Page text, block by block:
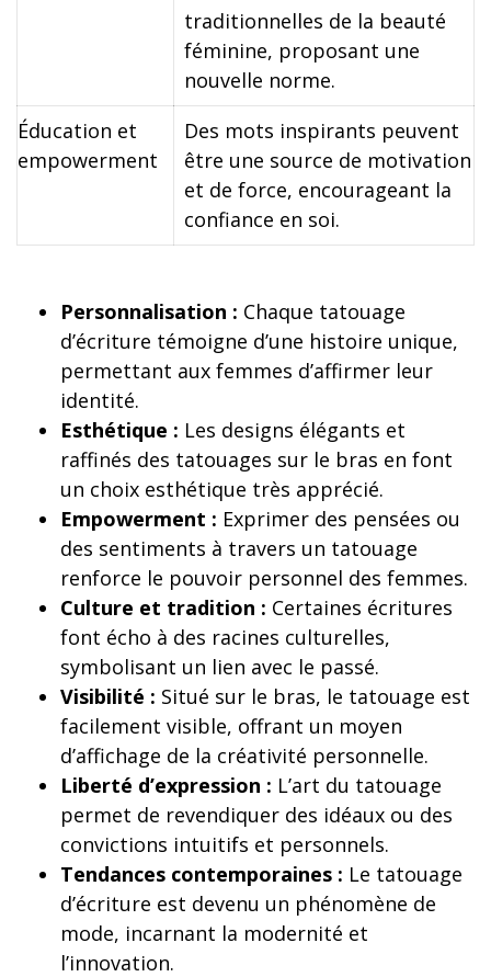
traditionnelles de la beauté
féminine, proposant une
nouvelle norme.
Éducation et
empowerment
Des mots inspirants peuvent
être une source de motivation
et de force, encourageant la
confiance en soi.
Personnalisation : Chaque tatouage
d’écriture témoigne d’une histoire unique,
permettant aux femmes d’affirmer leur
identité.
Esthétique : Les designs élégants et
raffinés des tatouages sur le bras en font
un choix esthétique très apprécié.
Empowerment : Exprimer des pensées ou
des sentiments à travers un tatouage
renforce le pouvoir personnel des femmes.
Culture et tradition : Certaines écritures
font écho à des racines culturelles,
symbolisant un lien avec le passé.
Visibilité : Situé sur le bras, le tatouage est
facilement visible, offrant un moyen
d’affichage de la créativité personnelle.
Liberté d’expression : L’art du tatouage
permet de revendiquer des idéaux ou des
convictions intuitifs et personnels.
Tendances contemporaines : Le tatouage
d’écriture est devenu un phénomène de
mode, incarnant la modernité et
l’innovation.